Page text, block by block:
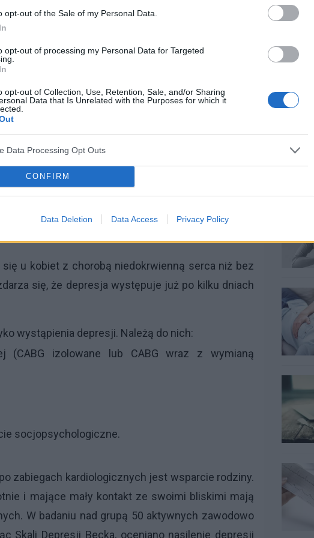
opt-out of the Sale of my Personal Data.
opt-out of processing my Personal Data for Targeted
opt-out of Collection, Use, Retention, Sale, and/or Sharing
Data that Is Unrelated with the Purposes for which it
Data Processing Opt Outs
CONFIRM
Data Deletion Data Access Privacy Policy
problem. Ma ona ogromne znaczenie zarówno
po zabiegu. Wielokrotnie podkreśla się
i ustabilizowanym nastroju znacznie lepiej
do pełni
ogólnej waha się od kilku do kilkunastu procent.
całego swojego życia chociaż raz zaprezentuje
depresję. Badania pokazują, że depresja
na choroby przewlekłe szczególnie z
co trzeci pacjent z chorobą niedokrwienną serca
u kobiet z chorobą niedokrwienną serca niż bez
się, że depresja występuje już po kilku dniach
wystąpienia depresji. Należą do nich:
(CABG izolowane lub CABG wraz z wymianą
socjopsychologiczne.
zabiegach kardiologicznych jest wsparcie rodziny.
i mające mały kontakt ze swoimi bliskimi mają
W badaniu nad grupą 50 aktywnych zawodowo
Skali Depresji Becka, oceniano nasilenie depresji